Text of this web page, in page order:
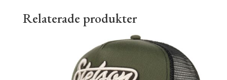
Relaterade produkter